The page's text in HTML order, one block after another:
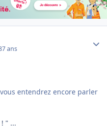
7 ans
entendrez encore parler
" ...